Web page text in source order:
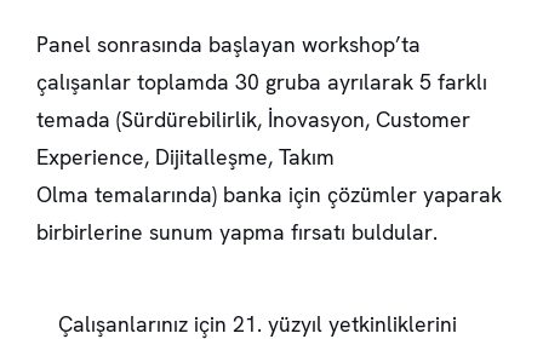
Panel sonrasında başlayan workshop’ta
çalışanlar toplamda 30 gruba ayrılarak 5 farklı
temada (Sürdürebilirlik, İnovasyon, Customer
Experience, Dijitalleşme, Takım
Olma temalarında) banka için çözümler yaparak
birbirlerine sunum yapma fırsatı buldular.
Çalışanlarınız için 21. yüzyıl yetkinliklerini